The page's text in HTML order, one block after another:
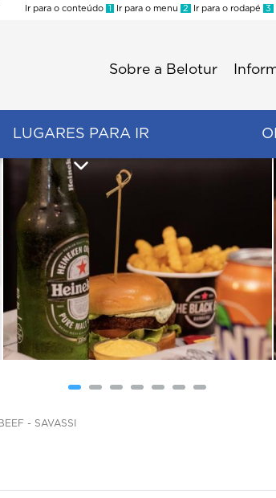
Ir para o conteúdo 1 Ir para o menu 2 Ir para o rodapé 3
Sobre a Belotur
LUGARES PARA IR
- SAVASSI